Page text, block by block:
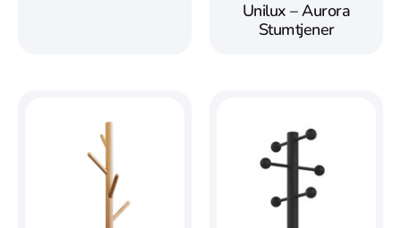
Unilux – Aurora
Stumtjener